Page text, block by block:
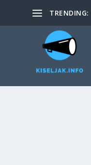
TRENDING: